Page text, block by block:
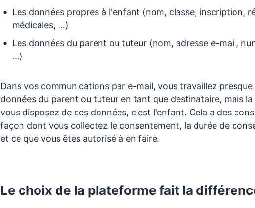
Les données propres à l'enfant (nom, classe, inscription,
médicales, …)
Les données du parent ou tuteur (nom, adresse e-mail,
…)
Dans vos communications par e-mail, vous travaillez
données du parent ou tuteur en tant que destinataire, mais
vous disposez de ces données, c'est l'enfant. Cela a des
façon dont vous collectez le consentement, la durée de
et ce que vous êtes autorisé à en faire.
Le choix de la plateforme fait la